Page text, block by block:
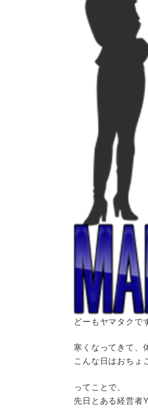
どーもヤマタクで
寒くなってきて、
こんな日はおちょ
ってことで、
先日とある経営者